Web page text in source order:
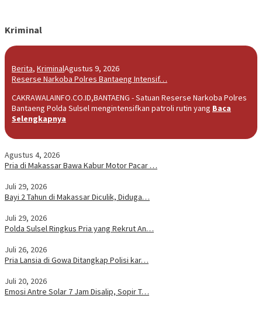
Kriminal
Berita, KriminalAgustus 9, 2026
Reserse Narkoba Polres Bantaeng Intensif…
CAKRAWALAINFO.CO.ID,BANTAENG - Satuan Reserse Narkoba Polres
Bantaeng Polda Sulsel mengintensifkan patroli rutin yang Baca
Selengkapnya
Agustus 4, 2026
Pria di Makassar Bawa Kabur Motor Pacar …
Juli 29, 2026
Bayi 2 Tahun di Makassar Diculik, Diduga…
Juli 29, 2026
Polda Sulsel Ringkus Pria yang Rekrut An…
Juli 26, 2026
Pria Lansia di Gowa Ditangkap Polisi kar…
Juli 20, 2026
Emosi Antre Solar 7 Jam Disalip, Sopir T…